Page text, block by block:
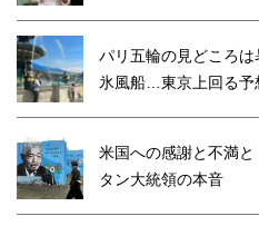
パリ五輪の見どころ
氷風船…東京上回る予
米国への感謝と不満
タン大統領の本音